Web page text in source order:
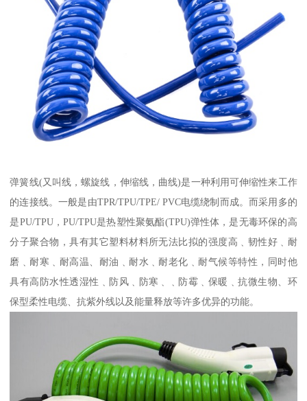
弹簧线(又叫线，螺旋线，伸缩线，曲线)是一种利用可伸缩性来工作
的连接线。一般是由TPR/TPU/TPE/ PVC电缆绕制而成。而采用多的
是PU/TPU，PU/TPU是热塑性聚氨酯(TPU)弹性体，是无毒环保的高
分子聚合物，具有其它塑料材料所无法比拟的强度高﹑韧性好﹑耐
磨﹑耐寒﹑耐高温、耐油﹑耐水﹑耐老化﹑耐气候等特性，同时他
具有高防水性透湿性﹑防风﹑防寒﹑﹑防霉﹑保暖﹑抗微生物、环
保型柔性电缆、抗紫外线以及能量释放等许多优异的功能。